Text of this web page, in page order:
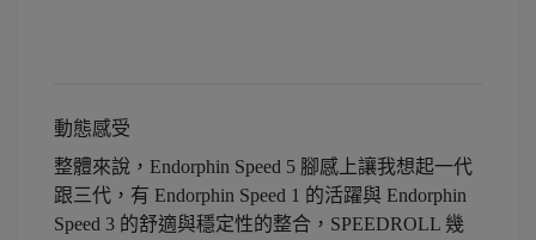
動態感受
整體來說，Endorphin Speed 5 腳感上讓我想起一代
跟三代，有 Endorphin Speed 1 的活躍與 Endorphin
Speed 3 的舒適與穩定性的整合，SPEEDROLL 幾